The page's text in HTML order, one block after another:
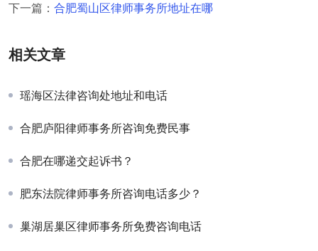
下一篇： 合肥蜀山区律师事务所地址在哪
相关文章
瑶海区法律咨询处地址和电话
合肥庐阳律师事务所咨询免费民事
合肥在哪递交起诉书？
肥东法院律师事务所咨询电话多少？
巢湖居巢区律师事务所免费咨询电话